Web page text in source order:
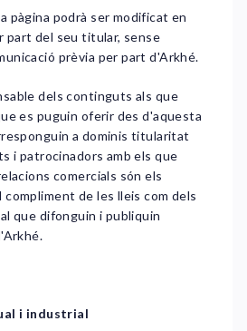
pàgina podrà ser modificat en
part del seu titular, sense
prèvia per part d'Arkhé.
dels continguts als que
es puguin oferir des d'aquesta
a dominis titularitat
i patrocinadors amb els que
comercials són els
de les lleis com dels
que difonguin i publiquin
i industrial